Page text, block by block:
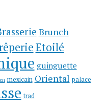
Brunch
Etoilé
guinguette
mexicain Oriental palace
trad